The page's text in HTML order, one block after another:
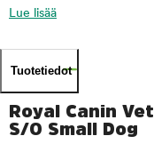
Lue lisää
Tuotetiedot
Royal Canin
S/O Small Dog